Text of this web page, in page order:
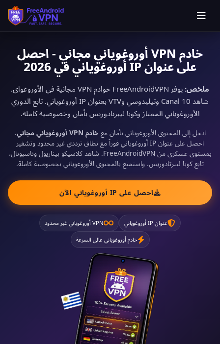
خادم VPN أوروغوياني مجاني - احصل
على عنوان IP أوروغوياني في 2026
ملخص:
يوفر FreeAndroidVPN خوادم VPN مجانية في الأوروغواي.
شاهد Canal 10 وتيليدوسي وVTV بعنوان IP أوروغوياني. تابع الدوري
الأوروغوياني الممتاز وكوبا ليبرتادوريس بأمان وخصوصية كاملة.
ادخل إلى المحتوى الأوروغوياني بأمان مع خادم VPN أوروغوياني مجاني
.
احصل على عنوان IP أوروغوياني فوراً مع نطاق ترددي غير محدود وتشفير
بمستوى عسكري من FreeAndroidVPN. شاهد كلاسيكو بيناريول وناسيونال،
تابع كوبا ليبرتادوريس، واستمتع بالمحتوى الأوروغوياني بخصوصية كاملة.
احصل على IP أوروغوياني الآن
عنوان IP أوروغوياني VPN أوروغوياني غير محدود
خادم أوروغوياني عالي السرعة